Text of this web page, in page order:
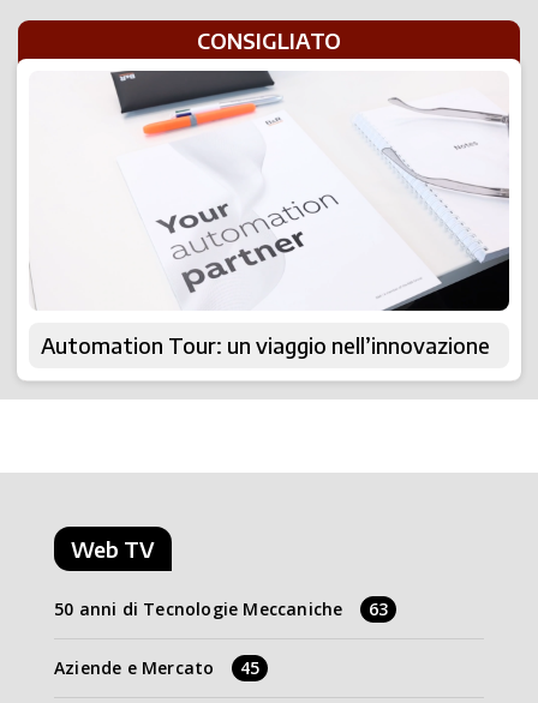
CONSIGLIATO
Automation Tour: un viaggio nell’innovazione
Web TV
50 anni di Tecnologie Meccaniche 63
Aziende e Mercato 45